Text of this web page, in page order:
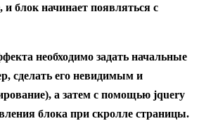
и блок начинает появляться с
необходимо задать начальные
сделать его невидимым и
а затем с помощью jquery
блока при скролле страницы.